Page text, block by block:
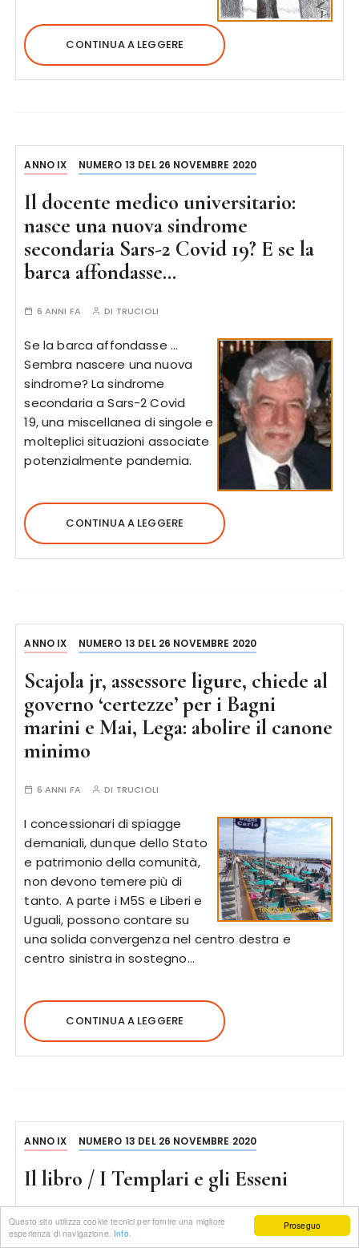
Proseguo
Questo sito utilizza cookie tecnici per fornire una migliore
esperienza di navigazione. Info.
CONTINUA A LEGGERE
ANNO IX NUMERO 13 DEL 26 NOVEMBRE 2020
Il docente medico universitario:
nasce una nuova sindrome
secondaria Sars-2 Covid 19? E se la
barca affondasse…
6 ANNI FA DI TRUCIOLI
Se la barca affondasse …
Sembra nascere una nuova
sindrome? La sindrome
secondaria a Sars-2 Covid
19, una miscellanea di singole e
molteplici situazioni associate
potenzialmente pandemia.
CONTINUA A LEGGERE
ANNO IX NUMERO 13 DEL 26 NOVEMBRE 2020
Scajola jr, assessore ligure, chiede al
governo ‘certezze’ per i Bagni
marini e Mai, Lega: abolire il canone
minimo
6 ANNI FA DI TRUCIOLI
I concessionari di spiagge
demaniali, dunque dello Stato
e patrimonio della comunità,
non devono temere più di
tanto. A parte i M5S e Liberi e
Uguali, possono contare su
una solida convergenza nel centro destra e
centro sinistra in sostegno…
CONTINUA A LEGGERE
ANNO IX NUMERO 13 DEL 26 NOVEMBRE 2020
Il libro / I Templari e gli Esseni
6 ANNI FA DITRUCIOLI